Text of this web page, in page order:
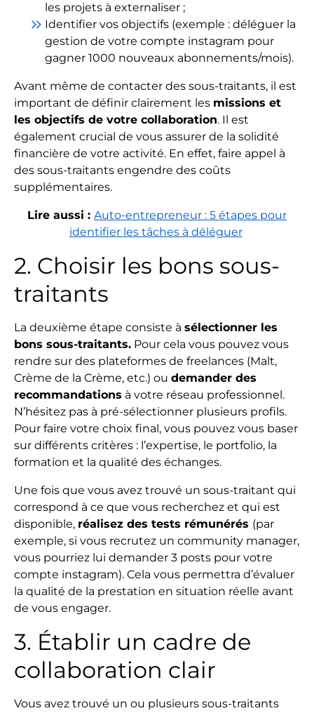
les projets à externaliser ;
keyboard_double_arrow_right Identifier vos objectifs (exemple : déléguer la
gestion de votre compte instagram pour
gagner 1000 nouveaux abonnements/mois).
Avant même de contacter des sous-traitants, il est
important de définir clairement les missions et
les objectifs de votre collaboration. Il est
également crucial de vous assurer de la solidité
financière de votre activité. En effet, faire appel à
des sous-traitants engendre des coûts
supplémentaires.
Lire aussi : Auto-entrepreneur : 5 étapes pour
identifier les tâches à déléguer
2. Choisir les bons sous-
traitants
La deuxième étape consiste à sélectionner les
bons sous-traitants. Pour cela vous pouvez vous
rendre sur des plateformes de freelances (Malt,
Crème de la Crème, etc.) ou demander des
recommandations à votre réseau professionnel.
N’hésitez pas à pré-sélectionner plusieurs profils.
Pour faire votre choix final, vous pouvez vous baser
sur différents critères : l’expertise, le portfolio, la
formation et la qualité des échanges.
Une fois que vous avez trouvé un sous-traitant qui
correspond à ce que vous recherchez et qui est
disponible, réalisez des tests rémunérés (par
exemple, si vous recrutez un community manager,
vous pourriez lui demander 3 posts pour votre
compte instagram). Cela vous permettra d’évaluer
la qualité de la prestation en situation réelle avant
de vous engager.
3. Établir un cadre de
collaboration clair
Vous avez trouvé un ou plusieurs sous-traitants